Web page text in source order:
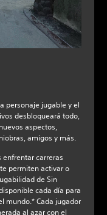
personaje jugable y el
desbloqueará todo,
aspectos,
amigos y más.
enfrentar carreras
permiten activar o
de Sin
cada día para
mundo.* Cada jugador
al azar con el